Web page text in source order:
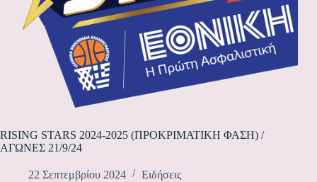
RISING STARS 2024-2025 (ΠΡΟΚΡΙΜΑΤΙΚΗ ΦΑΣΗ) /
ΑΓΩΝΕΣ 21/9/24
22 Σεπτεμβρίου 2024 Ειδήσεις